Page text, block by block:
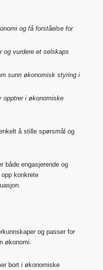
og få forståelse for
og vurdere et selskaps
sunn økonomisk styring i
opptrer i økonomiske
å stille spørsmål og
både engasjerende og
konkrete
og passer for
økonomi.
bort i økonomiske